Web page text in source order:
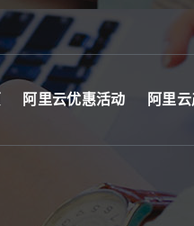
阿里云优惠活动 阿里